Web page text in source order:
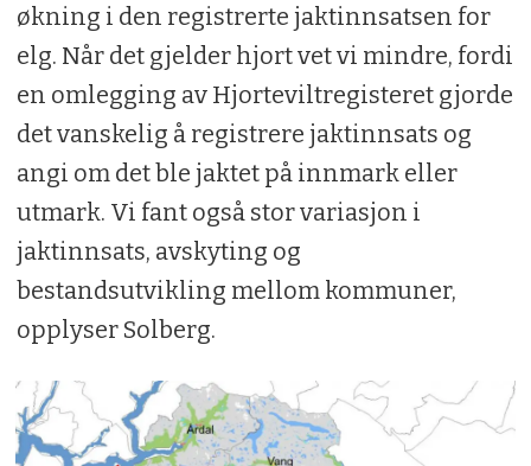
økning i den registrerte jaktinnsatsen for
elg. Når det gjelder hjort vet vi mindre, fordi
en omlegging av Hjorteviltregisteret gjorde
det vanskelig å registrere jaktinnsats og
angi om det ble jaktet på innmark eller
utmark. Vi fant også stor variasjon i
jaktinnsats, avskyting og
bestandsutvikling mellom kommuner,
opplyser Solberg.